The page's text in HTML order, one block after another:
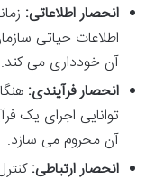
انحصار اطلاعاتی:
اطلاعات حیاتی
آن خودداری می کند.
انحصار فرآیندی:
توانایی اجرای یک
آن محروم می سازد.
انحصار ارتباطی: